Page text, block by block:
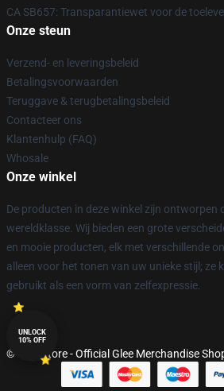
CA SB657: Transparantiewet voor de
Onze steun
Verzend- en leveringsbeleid
Betalingsvoorwaarden
Teruggave & terugbetalingsbeleid
Contacteer ons
Klantenhulp (FAQ)
Whosale
Onze winkel
De producten in deze winkel zijn ontworpen
wereldklasse. Wij bieden een grote
en mooie producten, elk met verschillende
alleen voor het tonen van uw unieke stijl; ze
gebruikt als een vorm van zelfexpressie.
© Glee Store - Official Glee Merchandise
UNLOCK
10% OFF